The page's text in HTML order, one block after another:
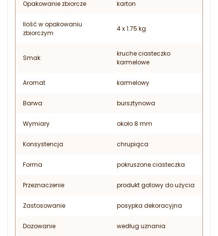
Opakowanie zbiorcze karton
Ilość w opakowaniu
zbiorczym
4 x 1.75 kg
Smak
kruche ciasteczko
karmelowe
Aromat karmelowy
Barwa bursztynowa
Wymiary około 8 mm
Konsystencja chrupiąca
Forma pokruszone ciasteczka
Przeznaczenie produkt gotowy do użycia
Zastosowanie posypka dekoracyjna
Dozowanie według uznania